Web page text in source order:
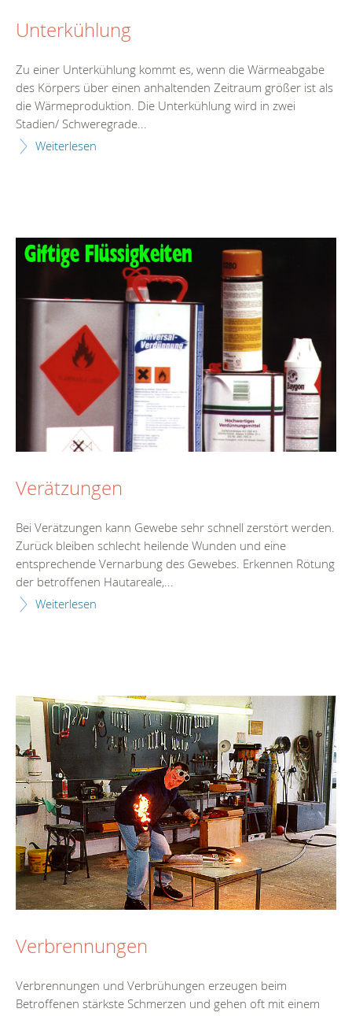
Unterkühlung
Zu einer Unterkühlung kommt es, wenn die Wärmeabgabe
des Körpers über einen anhaltenden Zeitraum größer ist als
die Wärmeproduktion. Die Unterkühlung wird in zwei
Stadien/ Schweregrade...
Weiterlesen
Verätzungen
Bei Verätzungen kann Gewebe sehr schnell zerstört werden.
Zurück bleiben schlecht heilende Wunden und eine
entsprechende Vernarbung des Gewebes. Erkennen Rötung
der betroffenen Hautareale,...
Weiterlesen
Verbrennungen
Verbrennungen und Verbrühungen erzeugen beim
Betroffenen stärkste Schmerzen und gehen oft mit einem